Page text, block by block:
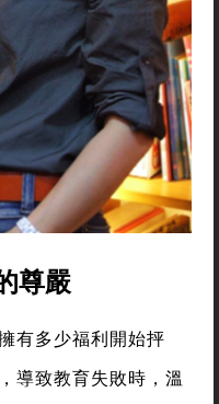
尊嚴
有多少福利開始抨
導致教育失敗時，溫